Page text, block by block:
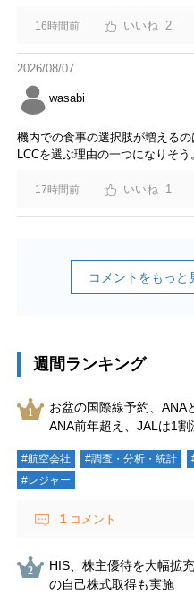
16時間前 2
2026/08/07
wasabi
機内での食事の選択肢が増えるの
LCCを選ぶ理由の一つになりそう
17時間前 1
コメントをもっと
週間ランキング
お盆の国際線予約、
ANA前年超え、JALは1割
#航空会社 #調査・分析・統計
#レジャー
1 コメント
HIS、株主優待を大幅拡
の自己株式取得も実施